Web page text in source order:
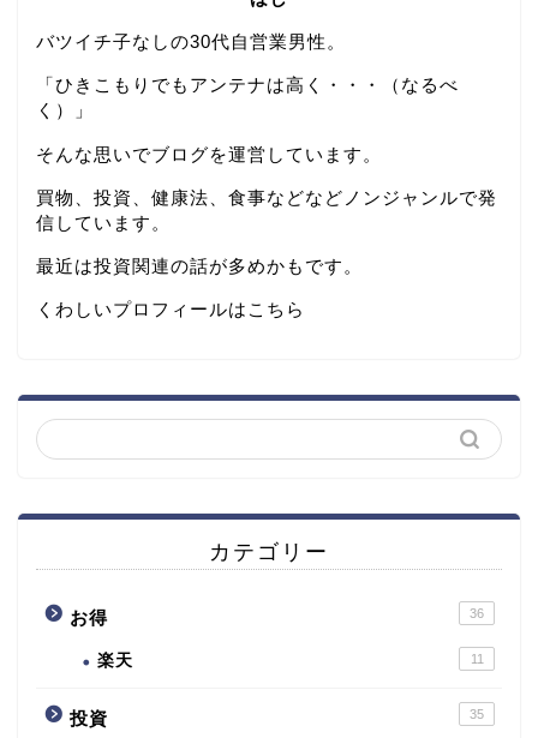
バツイチ子なしの30代自営業男性。
「ひきこもりでもアンテナは高く・・・（なるべ
く）」
そんな思いでブログを運営しています。
買物、投資、健康法、食事などなどノンジャンルで発
信しています。
最近は投資関連の話が多めかもです。
くわしいプロフィールは こちら
カテゴリー
お得 36
楽天 11
投資 35